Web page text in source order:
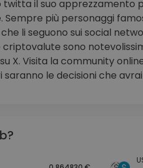
il suo apprezzamento
Sempre più personaggi
li seguono sui social
sono
X. Visita la community
saranno le decisioni che